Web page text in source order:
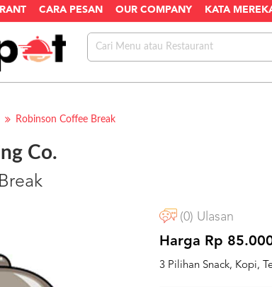
CARA PESAN OUR COMPANY KATA
Robinson Coffee Break
Co.
(0) Ulasan
Harga Rp
3 Pilihan Snack, Kopi,